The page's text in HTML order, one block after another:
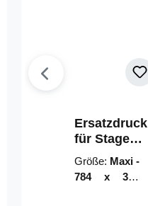
Ersatzdruck
für Stage
Riser
Größe: Maxi -
784 x 314